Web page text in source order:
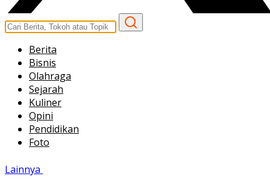
Berita
Bisnis
Olahraga
Sejarah
Kuliner
Opini
Pendidikan
Foto
Lainnya